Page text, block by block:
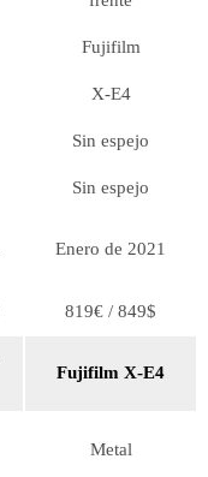
Fujifilm
X-E4
Sin espejo
Sin espejo
Enero de 2021
819€ / 849$
Fujifilm X-E4
Metal